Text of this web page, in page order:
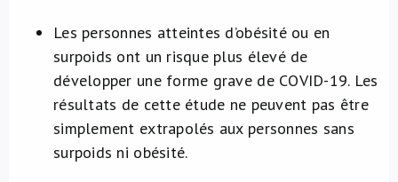
Les personnes atteintes d’obésité ou en
surpoids ont un risque plus élevé de
développer une forme grave de COVID-19. Les
résultats de cette étude ne peuvent pas être
simplement extrapolés aux personnes sans
surpoids ni obésité.